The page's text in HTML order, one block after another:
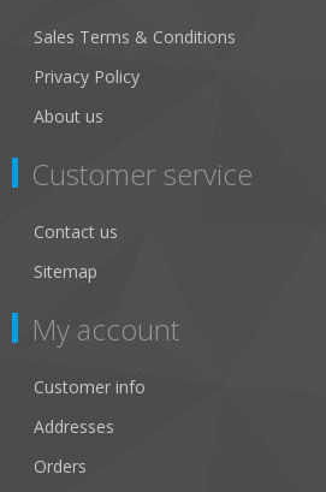
Sales Terms & Conditions
Privacy Policy
About us
Customer service
Contact us
Sitemap
My account
Customer info
Addresses
Orders